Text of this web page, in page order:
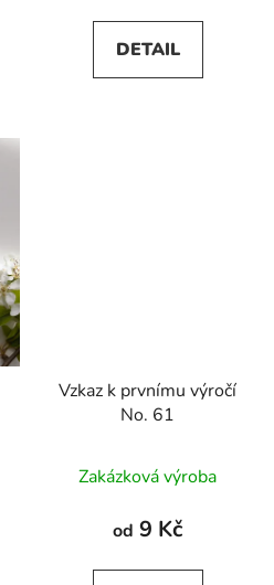
DETAIL
Vzkaz k prvnímu výročí
No. 61
Zakázková výroba
od 9 Kč